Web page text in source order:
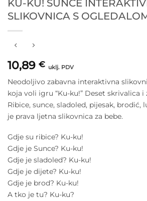
KU-KU! SUNCE
SLIKOVNICA S
10,89 € uklj. PDV
Neodoljivo zabavna interaktivna
koja voli igru “Ku-ku!” Deset skrivalica i
Ribice, sunce, sladoled, pijesak, brodić,
je prava ljetna slikovnica za bebe.
Gdje su ribice? Ku-ku!
Gdje je Sunce? Ku-ku!
Gdje je sladoled? Ku-ku!
Gdje je dijete? Ku-ku!
Gdje je brod? Ku-ku!
A tko je tu? Ku-ku?